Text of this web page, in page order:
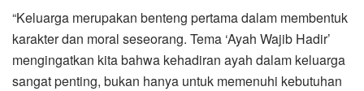
“Keluarga merupakan benteng pertama dalam membentuk
karakter dan moral seseorang. Tema ‘Ayah Wajib Hadir’
mengingatkan kita bahwa kehadiran ayah dalam keluarga
sangat penting, bukan hanya untuk memenuhi kebutuhan